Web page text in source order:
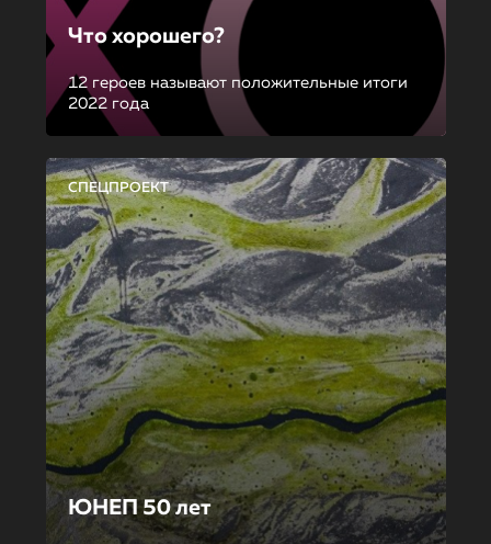
Что хорошего?
12 героев называют положительные итоги
2022 года
СПЕЦПРОЕКТ
ЮНЕП 50 лет